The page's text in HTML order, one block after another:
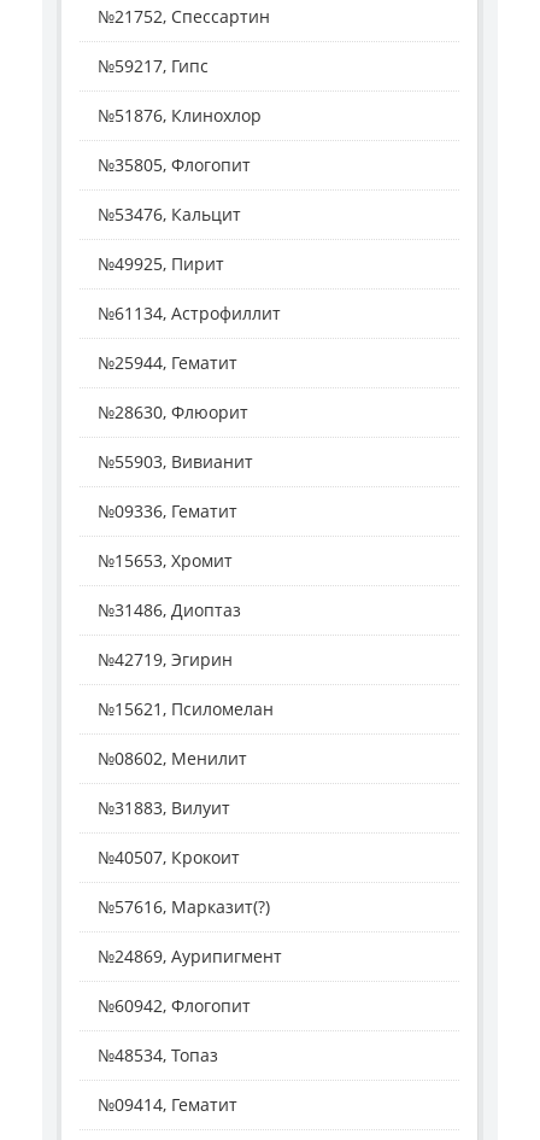
№21752, Спессартин
№59217, Гипс
№51876, Клинохлор
№35805, Флогопит
№53476, Кальцит
№49925, Пирит
№61134, Астрофиллит
№25944, Гематит
№28630, Флюорит
№55903, Вивианит
№09336, Гематит
№15653, Хромит
№31486, Диоптаз
№42719, Эгирин
№15621, Псиломелан
№08602, Менилит
№31883, Вилуит
№40507, Крокоит
№57616, Марказит(?)
№24869, Аурипигмент
№60942, Флогопит
№48534, Топаз
№09414, Гематит